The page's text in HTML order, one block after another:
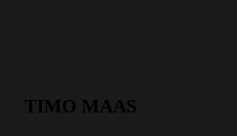
TIMO MAAS